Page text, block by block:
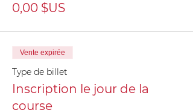
0,00 $US
Vente expirée
Type de billet
Inscription le jour de la
course